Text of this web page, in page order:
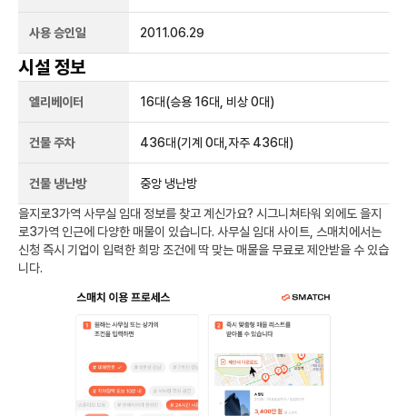
사용 승인일 2011.06.29
시설 정보
엘리베이터 16대(승용 16대, 비상 0대)
건물 주차 436대(기계 0대,자주 436대)
건물 냉난방 중앙 냉난방
을지로3가역 사무실 임대 정보를 찾고 계신가요? 시그니쳐타워 외에도 을지
로3가역 인근에 다양한 매물이 있습니다. 사무실 임대 사이트, 스매치에서는
신청 즉시 기업이 입력한 희망 조건에 딱 맞는 매물을 무료로 제안받을 수 있습
니다.